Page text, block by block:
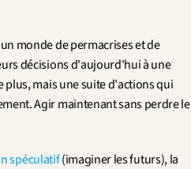
monde de permacrises et de
décisions d'aujourd'hui à une
mais une suite d'actions qui
Agir maintenant sans perdre le
spéculatif